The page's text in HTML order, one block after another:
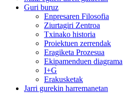
Guri buruz
Enpresaren Filosofia
Ziurtagiri Zentroa
Txinako historia
Proiektuen zerrendak
Eragiketa Prozesua
Ekipamenduen diagrama
I+G
Erakusketak
Jarri gurekin harremanetan